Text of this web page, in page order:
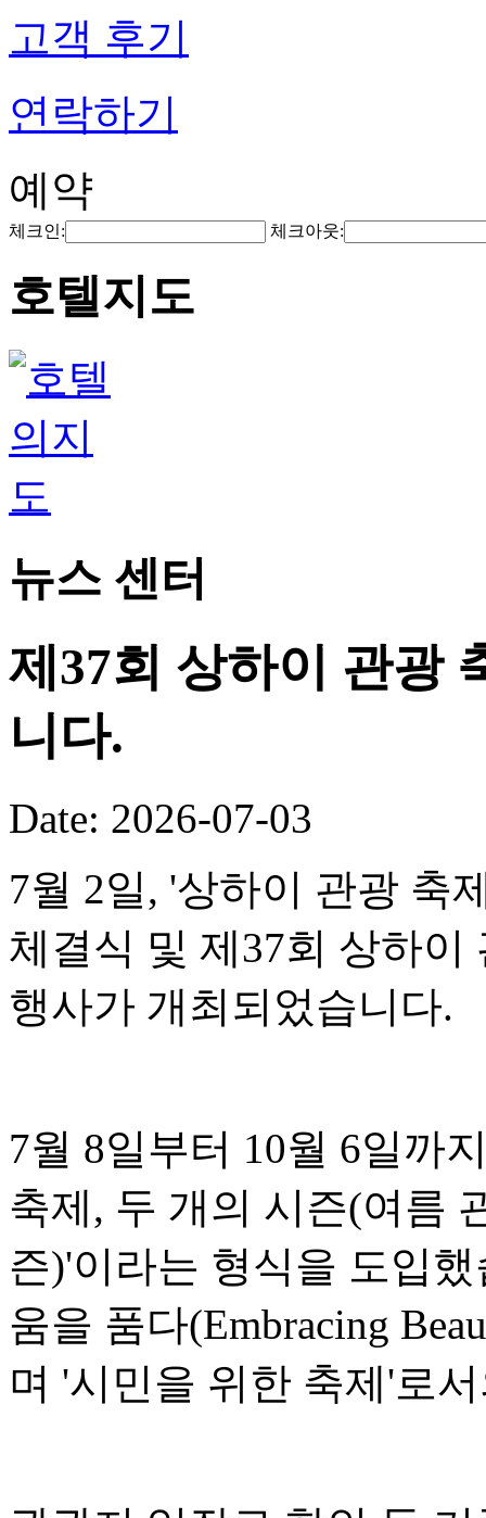
고객 후기
연락하기
예약
체크인: 체크아웃:
호텔지도
뉴스 센터
제37회 상하이 관광
니다.
Date: 2026-07-03
7월 2일, '상하이 관광 축
체결식 및 제37회 상하
행사가 개최되었습니다.
7월 8일부터 10월 6일까
축제, 두 개의 시즌(여름
즌)'이라는 형식을 도입
움을 품다(Embracing
며 '시민을 위한 축제'로